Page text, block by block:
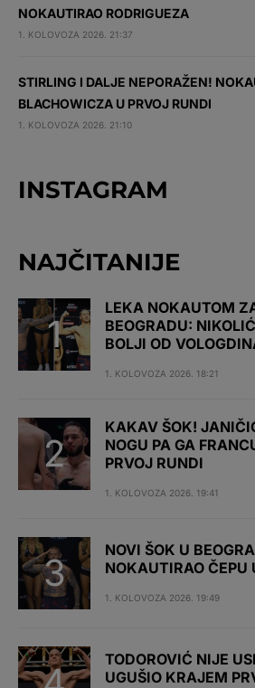
NOKAUTIRAO RODRIGUEZA
1. KOLOVOZA 2026. 21:37
STIRLING I DALJE NEPORAŽEN!
BLACHOWICZA U PRVOJ RUNDI
1. KOLOVOZA 2026. 21:10
INSTAGRAM
NAJČITANIJE
LEKA NOKAUTOM
BEOGRADU:
BOLJI OD
1. KOLOVOZA 2026. 18:21
KAKAV ŠOK!
NOGU PA GA
PRVOJ RUNDI
1. KOLOVOZA 2026. 19:41
NOVI ŠOK U
NOKAUTIRAO ČEPU
1. KOLOVOZA 2026. 19:49
TODOROVIĆ NIJE
UGUŠIO KRAJEM